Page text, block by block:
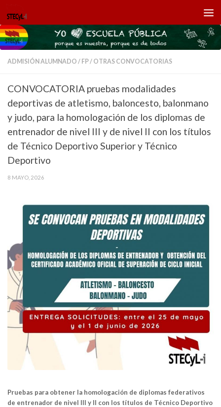
Saltar al contenido
ADMISIÓN ALUMNADO / FP/ OTRAS CONVOCATORIAS
CONVOCATORIA pruebas modalidades
deportivas de atletismo, baloncesto, balonmano
y judo, para la homologación de los diplomas de
entrenador de nivel III y de nivel II con los títulos
de Técnico Deportivo Superior y Técnico
Deportivo
8 MAYO, 2026
Pruebas para obtener la homologación de diplomas federativos
de entrenador de nivel III y II con los títulos de Técnico Deportivo